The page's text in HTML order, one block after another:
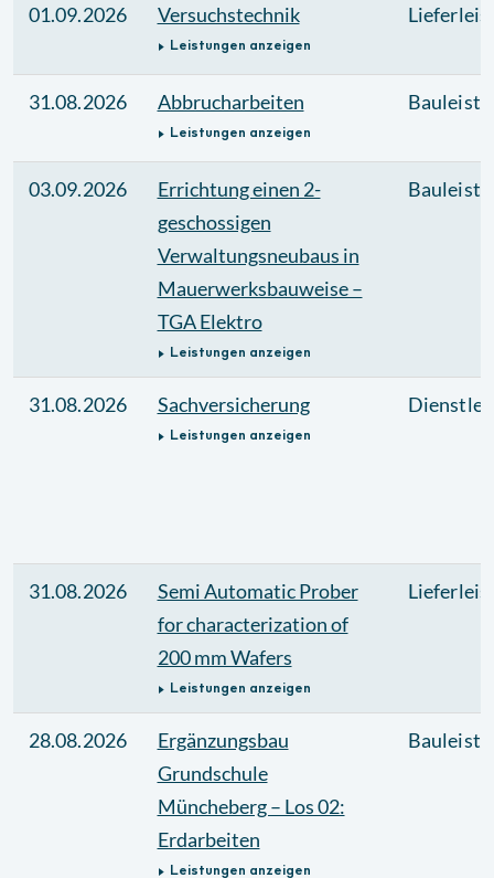
01.09.2026 Versuchstechnik
Leistungen anzeigen
31.08.2026 Abbrucharbeiten
Leistungen anzeigen
03.09.2026
Errichtung einen 2-
geschossigen
Verwaltungsneubaus in
Mauerwerksbauweise –
TGA Elektro
Leistungen anzeigen
31.08.2026 Sachversicherung
Leistungen anzeigen
31.08.2026
Semi Automatic Prober
for characterization of
200 mm Wafers
Leistungen anzeigen
28.08.2026
Ergänzungsbau
Grundschule
Müncheberg – Los 02:
Erdarbeiten
Leistungen anzeigen